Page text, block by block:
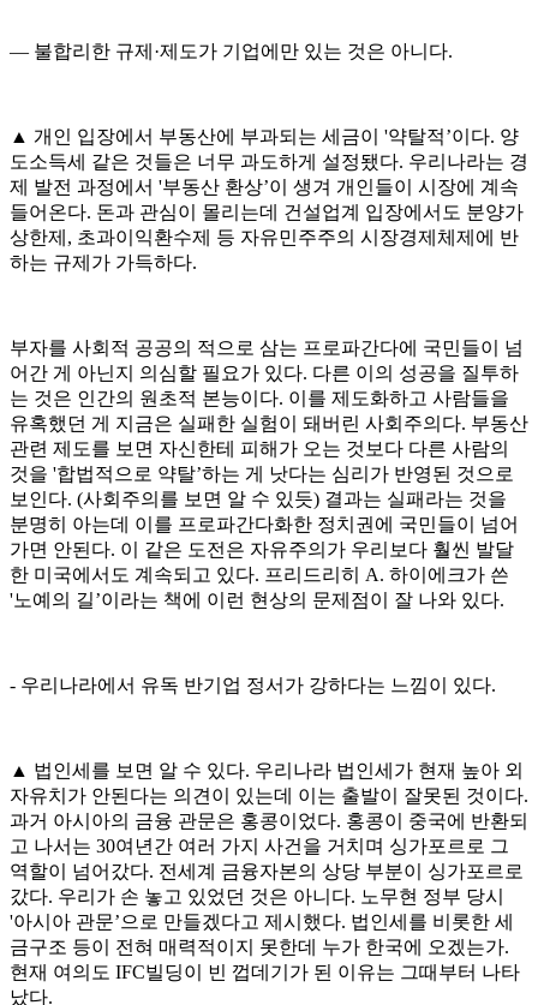
― 불합리한 규제·제도가 기업에만 있는 것은 아니다.
▲ 개인 입장에서 부동산에 부과되는 세금이 '약탈적’이다. 양
도소득세 같은 것들은 너무 과도하게 설정됐다. 우리나라는 경
제 발전 과정에서 '부동산 환상’이 생겨 개인들이 시장에 계속
들어온다. 돈과 관심이 몰리는데 건설업계 입장에서도 분양가
상한제, 초과이익환수제 등 자유민주주의 시장경제체제에 반
하는 규제가 가득하다.
부자를 사회적 공공의 적으로 삼는 프로파간다에 국민들이 넘
어간 게 아닌지 의심할 필요가 있다. 다른 이의 성공을 질투하
는 것은 인간의 원초적 본능이다. 이를 제도화하고 사람들을
유혹했던 게 지금은 실패한 실험이 돼버린 사회주의다. 부동산
관련 제도를 보면 자신한테 피해가 오는 것보다 다른 사람의
것을 '합법적으로 약탈’하는 게 낫다는 심리가 반영된 것으로
보인다. (사회주의를 보면 알 수 있듯) 결과는 실패라는 것을
분명히 아는데 이를 프로파간다화한 정치권에 국민들이 넘어
가면 안된다. 이 같은 도전은 자유주의가 우리보다 훨씬 발달
한 미국에서도 계속되고 있다. 프리드리히 A. 하이에크가 쓴
'노예의 길’이라는 책에 이런 현상의 문제점이 잘 나와 있다.
- 우리나라에서 유독 반기업 정서가 강하다는 느낌이 있다.
▲ 법인세를 보면 알 수 있다. 우리나라 법인세가 현재 높아 외
자유치가 안된다는 의견이 있는데 이는 출발이 잘못된 것이다.
과거 아시아의 금융 관문은 홍콩이었다. 홍콩이 중국에 반환되
고 나서는 30여년간 여러 가지 사건을 거치며 싱가포르로 그
역할이 넘어갔다. 전세계 금융자본의 상당 부분이 싱가포르로
갔다. 우리가 손 놓고 있었던 것은 아니다. 노무현 정부 당시
'아시아 관문’으로 만들겠다고 제시했다. 법인세를 비롯한 세
금구조 등이 전혀 매력적이지 못한데 누가 한국에 오겠는가.
현재 여의도 IFC빌딩이 빈 껍데기가 된 이유는 그때부터 나타
났다.